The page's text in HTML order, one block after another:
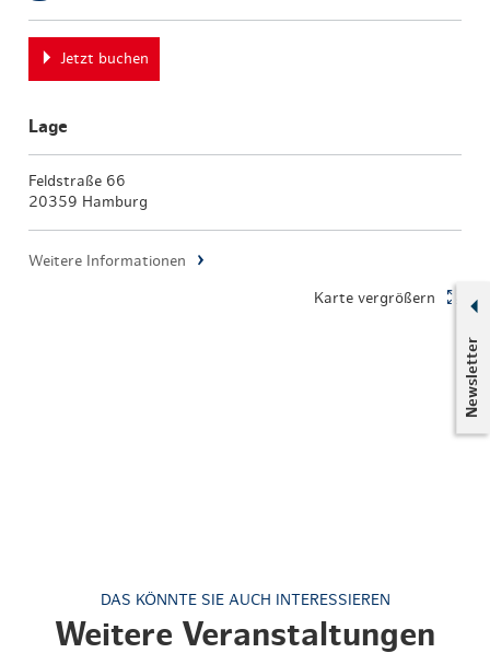
Newsletter
Jetzt buchen
Lage
Feldstraße 66
20359 Hamburg
Weitere Informationen
Karte vergrößern
DAS KÖNNTE SIE AUCH INTERESSIEREN
Weitere Veranstaltungen